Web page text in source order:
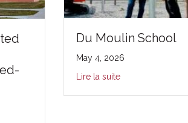
Du Moulin School
May 4, 2026
Lire la suite